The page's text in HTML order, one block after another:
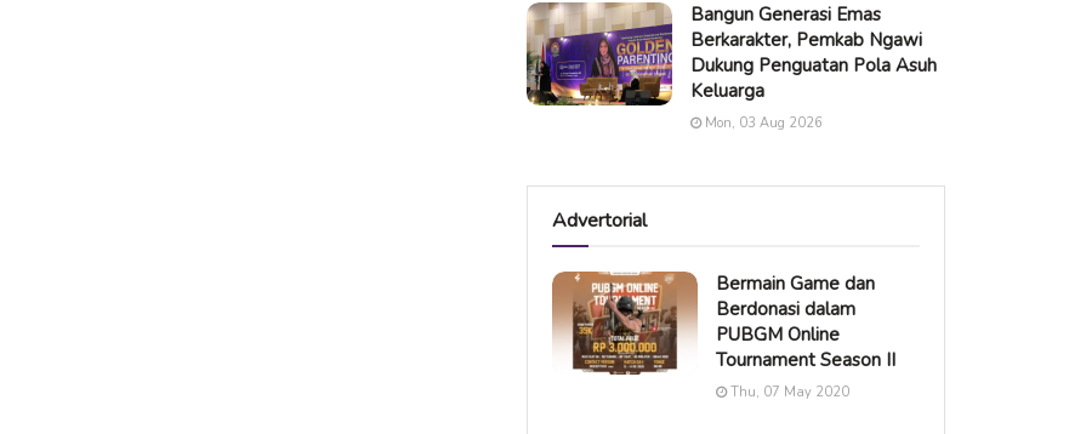
Bangun Generasi Emas
Berkarakter, Pemkab Ngawi
Dukung Penguatan Pola Asuh
Keluarga
Mon, 03 Aug 2026
Advertorial
Bermain Game dan
Berdonasi dalam
PUBGM Online
Tournament Season II
Thu, 07 May 2020